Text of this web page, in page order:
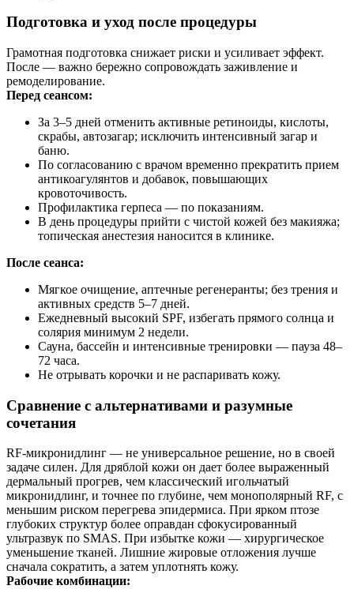
Подготовка и уход после процедуры
Грамотная подготовка снижает риски и усиливает эффект.
После — важно бережно сопровождать заживление и
ремоделирование.
Перед сеансом:
За 3–5 дней отменить активные ретиноиды, кислоты,
скрабы, автозагар; исключить интенсивный загар и
баню.
По согласованию с врачом временно прекратить прием
антикоагулянтов и добавок, повышающих
кровоточивость.
Профилактика герпеса — по показаниям.
В день процедуры прийти с чистой кожей без макияжа;
топическая анестезия наносится в клинике.
После сеанса:
Мягкое очищение, аптечные регенеранты; без трения и
активных средств 5–7 дней.
Ежедневный высокий SPF, избегать прямого солнца и
солярия минимум 2 недели.
Сауна, бассейн и интенсивные тренировки — пауза 48–
72 часа.
Не отрывать корочки и не распаривать кожу.
Сравнение с альтернативами и разумные
сочетания
RF‑микронидлинг — не универсальное решение, но в своей
задаче силен. Для дряблой кожи он дает более выраженный
дермальный прогрев, чем классический игольчатый
микронидлинг, и точнее по глубине, чем монополярный RF, с
меньшим риском перегрева эпидермиса. При ярком птозе
глубоких структур более оправдан сфокусированный
ультразвук по SMAS. При избытке кожи — хирургическое
уменьшение тканей. Лишние жировые отложения лучше
сначала сократить, а затем уплотнять кожу.
Рабочие комбинации: